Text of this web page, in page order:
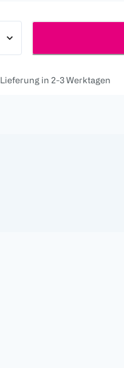
Lieferung in 2-3 Werktagen